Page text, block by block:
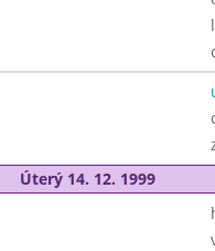
Úterý 14. 12. 1999